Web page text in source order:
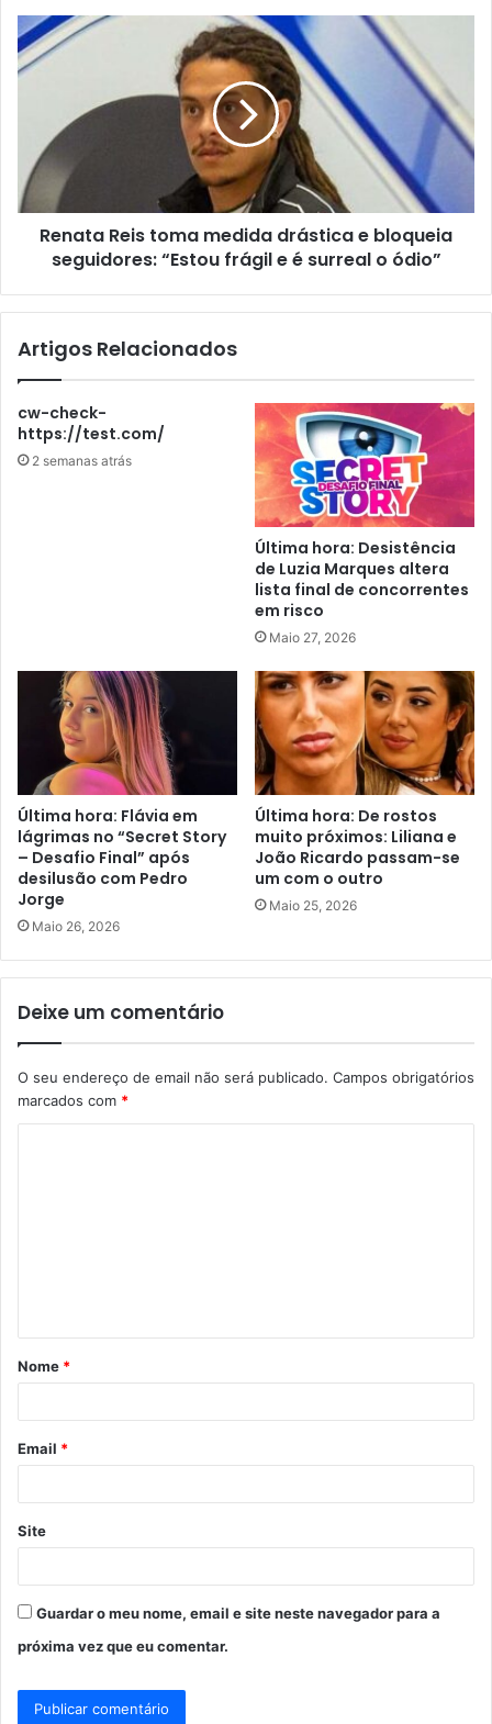
Renata Reis toma medida drástica e bloqueia
seguidores: “Estou frágil e é surreal o ódio”
Artigos Relacionados
cw-check-
https://test.com/
2 semanas atrás
Última hora: Desistência
de Luzia Marques altera
lista final de concorrentes
em risco
Maio 27, 2026
Última hora: Flávia em
lágrimas no “Secret Story
– Desafio Final” após
desilusão com Pedro
Jorge
Maio 26, 2026
Última hora: De rostos
muito próximos: Liliana e
João Ricardo passam-se
um com o outro
Maio 25, 2026
Deixe um comentário
O seu endereço de email não será publicado. Campos obrigatórios
marcados com *
á
r
*
Nome *
Email *
Site
Guardar o meu nome, email e site neste navegador para a
próxima vez que eu comentar.